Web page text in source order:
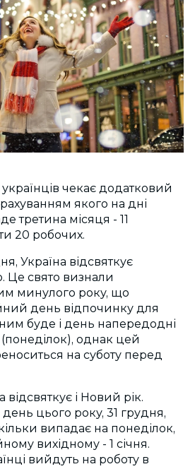
чекає додатковий
якого на дні
третина місяця - 11
20 робочих.
Україна відсвяткує
Це свято визнали
минулого року, що
день відпочинку для
буде і день напередодні
однак цей
на суботу перед
відсвяткує і Новий рік.
цього року, 31 грудня,
випадає на понеділок,
вихідному - 1 січня.
вийдуть на роботу в